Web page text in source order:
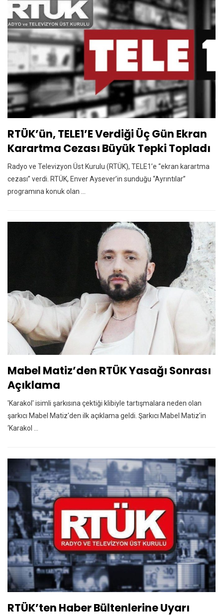
RTÜK’ün, TELE1’e Verdiği Üç Gün Ekran
Karartma Cezası Büyük Tepki Topladı
Radyo ve Televizyon Üst Kurulu (RTÜK), TELE1’e “ekran karartma
cezası” verdi. RTÜK, Enver Aysever’in sunduğu “Ayrıntılar”
programına konuk olan ...
Mabel Matiz’den RTÜK Yasağı Sonrası
Açıklama
'Karakol' isimli şarkısına çektiği klibiyle tartışmalara neden olan
şarkıcı Mabel Matiz'den ilk açıklama geldi. Şarkıcı Mabel Matiz’in
‘Karakol ...
RTÜK’ten Haber Bültenlerine Uyarı